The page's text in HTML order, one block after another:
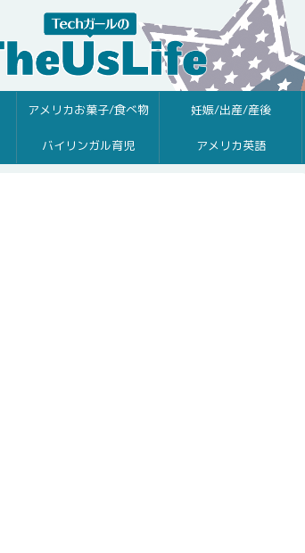
アメリカお菓子/食べ物 妊娠/出産/産後
バイリンガル育児 アメリカ英語